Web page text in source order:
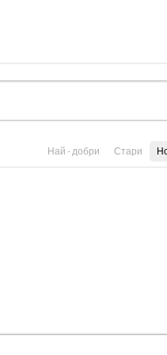
Най - добри Стари